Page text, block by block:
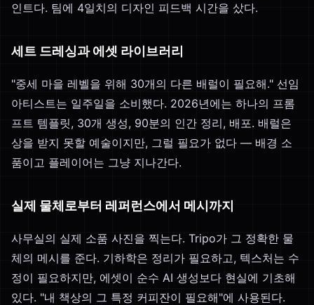
인트다. 팀에 4일치의 디자인 피드백 시간을 샀다.
세트 드레싱과 에셋 라이브러리
"중세 마을 레벨을 위해 30개의 다른 배럴이 필요해." 선임
아티스트는 일주일을 소비했다. 2026년에는 하나의 프롬
프트 템플릿, 30개 생성, 90분의 인간 정리, 배포. 배럴은
상을 받지 못할 예술이지만, 그럴 필요가 없다 — 배경 소
품이고 플레이어는 그냥 지나간다.
실제 물체로부터 레퍼런스에서 메시까지
사무실의 실제 소품 사진을 찍는다. Tripo가 그 정확한 물
체의 메시를 준다. 기하학은 정리가 필요하고, 텍스처는 수
정이 필요하지만, 에셋이 순수 AI 생성보다 현실에 기초해
있다. "내 책상의 그 특정 커피잔이 필요해"에 사용된다.